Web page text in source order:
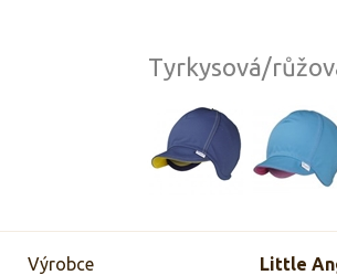
Tyrkysová/
Výrobce Little